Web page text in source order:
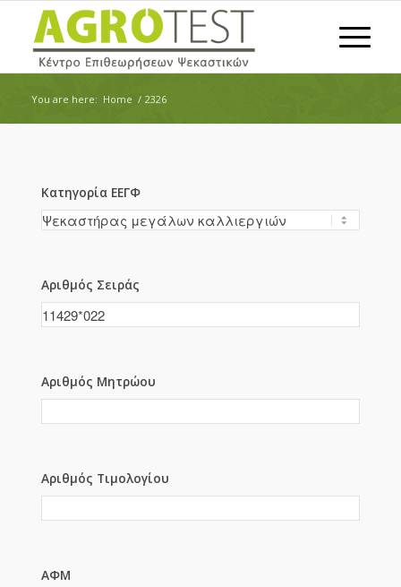
You are here: Home / 2326
Κατηγορία ΕΕΓΦ
Αριθμός Σειράς
Αριθμός Μητρώου
Αριθμός Τιμολογίου
ΑΦΜ